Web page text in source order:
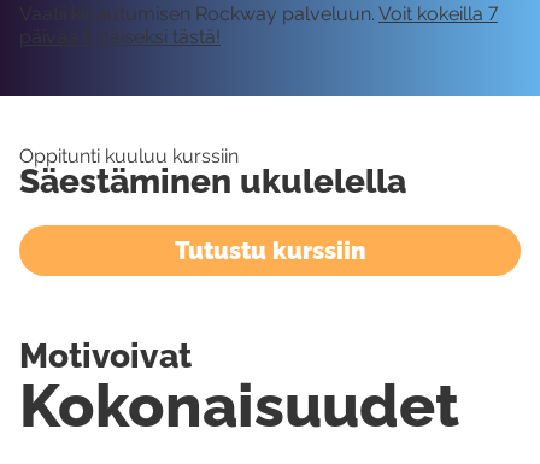
Vaatii kirjautumisen Rockway palveluun. Voit kokeilla 7
päivää ilmaiseksi tästä!
Oppitunti kuuluu kurssiin
Säestäminen ukulelella
Tutustu kurssiin
Kokonaisuudet
Motivoivat